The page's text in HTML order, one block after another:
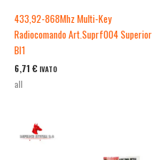
433,92-868Mhz Multi-Key
Radiocomando Art.Suprf004 Superior
Bl1
6,71 € IVATO
all